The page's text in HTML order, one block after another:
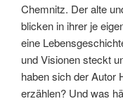
Chemnitz. Der alte
blicken in ihrer je
eine
und Visionen steckt
haben sich der Autor
erzählen? Und was